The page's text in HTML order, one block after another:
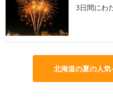
3日間にわ
北海道の夏の人